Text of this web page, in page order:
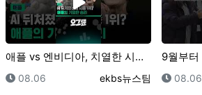
애플 vs 엔비디아, 치열한 시총 1위 싸움 / 오그랲…
등록일
08.06 등록자
ekbs뉴스팀 등록일
08.06